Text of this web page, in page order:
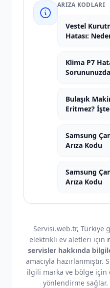
ARIZA KODLARI
Vestel
Hatası:
Klima P7
Bulaşık
Eritmez?
Samsung
Arıza Kodu
Samsung
Arıza Kodu
Servisi.web.tr, Türkiye
elektrikli ev aletleri için
servisler hakkında
amacıyla
ilgili marka ve bölge için
yönlendirme